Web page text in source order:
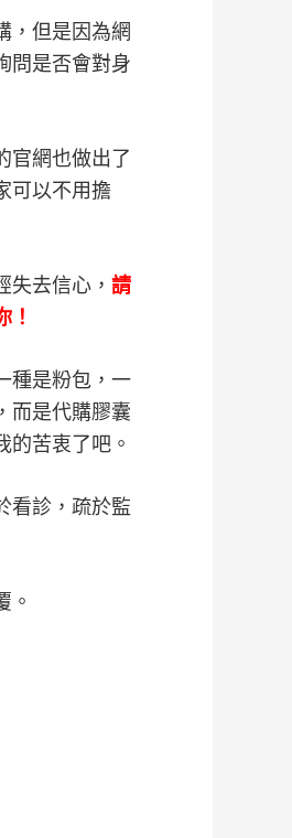
，但是因為網
問是否會對身
官網也做出了
可以不用擔
去信心， 請
！
種是粉包，一
而是代購膠囊
的苦衷了吧。
看診，疏於監
。